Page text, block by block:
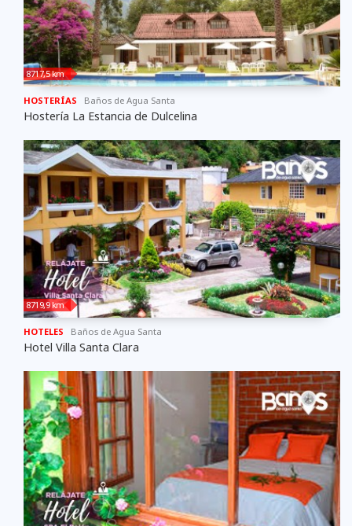
8717,5 km
HOSTERÍAS Baños de Agua Santa
Hostería La Estancia de Dulcelina
8719,9 km
HOTELES Baños de Agua Santa
Hotel Villa Santa Clara